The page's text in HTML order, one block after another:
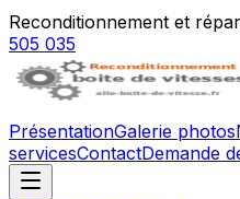
Reconditionnement et
505 035
PrésentationGalerie photos
servicesContactDemande